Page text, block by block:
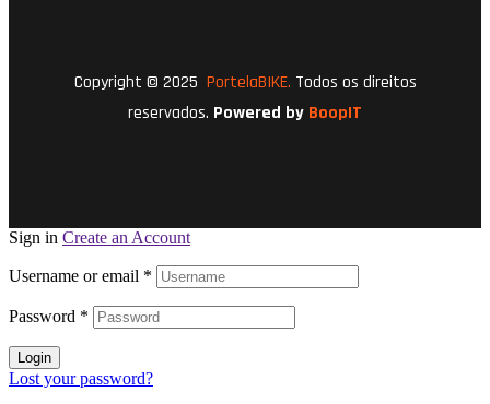
Copyright © 2025 PortelaBIKE. Todos os direitos
reservados. Powered by BoopIT
Sign in Create an Account
Username or email *
Password *
Login
Lost your password?